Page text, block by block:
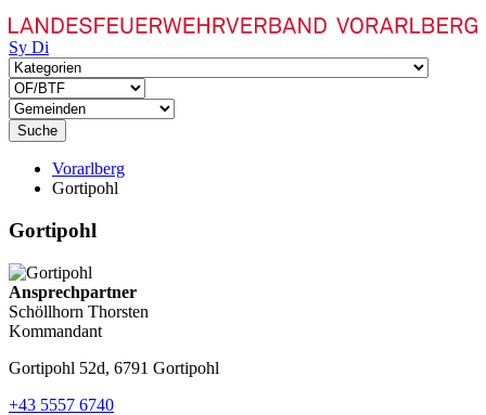
Sy Di
Suche
Vorarlberg
Gortipohl
Gortipohl
Ansprechpartner
Schöllhorn Thorsten
Kommandant
Gortipohl 52d, 6791 Gortipohl
+43 5557 6740